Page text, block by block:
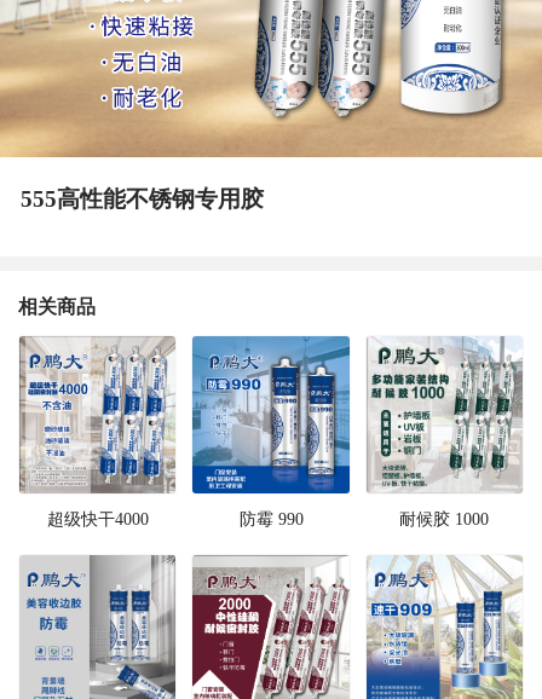
555高性能不锈钢专用胶
相关商品
超级快干4000 防霉 990 耐候胶 1000